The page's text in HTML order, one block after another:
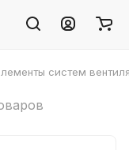
систем